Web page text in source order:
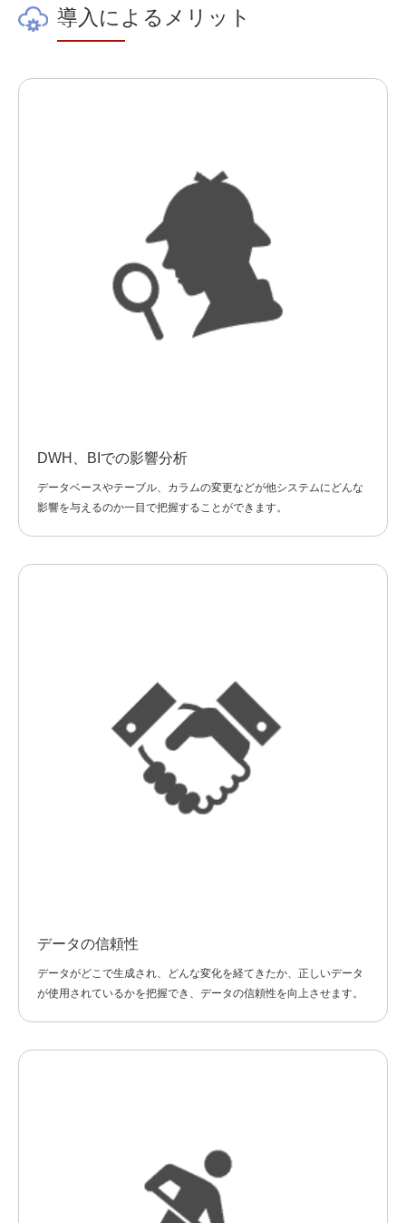
導入によるメリット
DWH、BIでの影響分析
データベースやテーブル、カラムの変更などが他システムにどんな
影響を与えるのか一目で把握することができます。
データの信頼性
データがどこで生成され、どんな変化を経てきたか、正しいデータ
が使用されているかを把握でき、データの信頼性を向上させます。